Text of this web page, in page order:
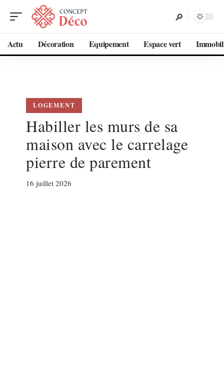
Actu Décoration Equipement Espace vert
LOGEMENT
Habiller les murs de sa
maison avec le carrelage
pierre de parement
16 juillet 2026